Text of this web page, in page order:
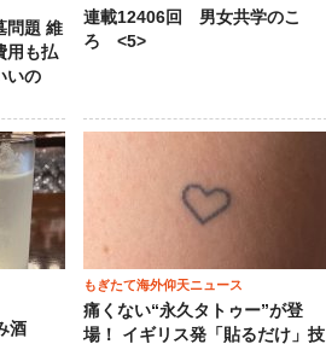
問題 維
用も払
いの
連載12406回 男女共学のこ
ろ <5>
酒
もぎたて海外仰天ニュース
痛くない“永久タトゥー”が登
場！ イギリス発「貼るだけ」技